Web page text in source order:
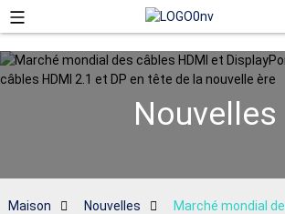
Nouvelles
Maison Nouvelles
Marché mondial